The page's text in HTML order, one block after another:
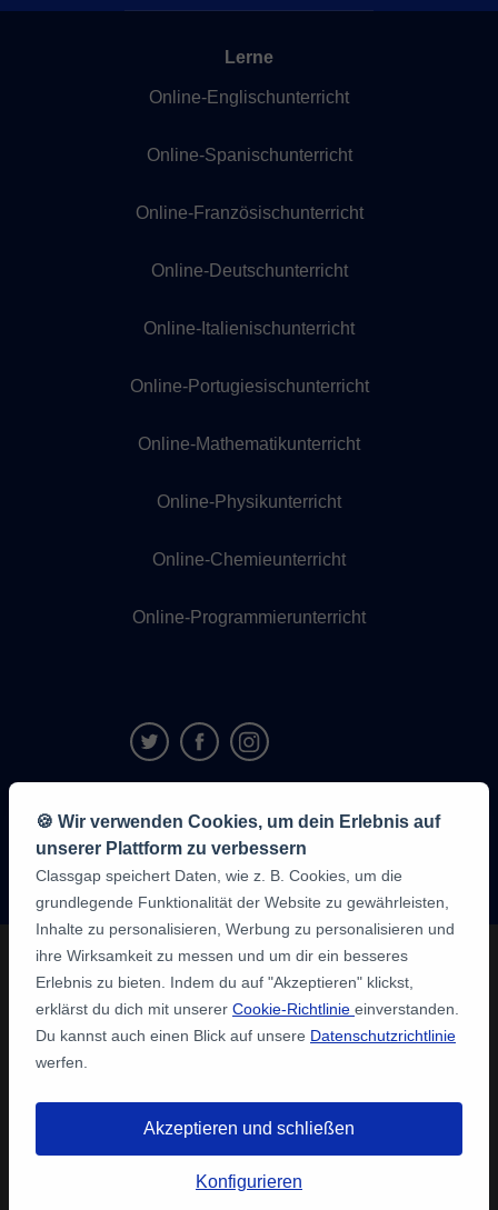
Lerne
Online-Englischunterricht
Online-Spanischunterricht
Online-Französischunterricht
Online-Deutschunterricht
Online-Italienischunterricht
Online-Portugiesischunterricht
Online-Mathematikunterricht
Online-Physikunterricht
Online-Chemieunterricht
Online-Programmierunterricht
9,6/10
1,339,284
Schüler:innen
🍪 Wir verwenden Cookies, um dein Erlebnis auf
unserer Plattform zu verbessern
Classgap speichert Daten, wie z. B. Cookies, um die
grundlegende Funktionalität der Website zu gewährleisten,
Inhalte zu personalisieren, Werbung zu personalisieren und
ihre Wirksamkeit zu messen und um dir ein besseres
Erlebnis zu bieten. Indem du auf "Akzeptieren" klickst,
erklärst du dich mit unserer Cookie-Richtlinie einverstanden.
Du kannst auch einen Blick auf unsere Datenschutzrichtlinie
werfen.
Akzeptieren und schließen
Konfigurieren